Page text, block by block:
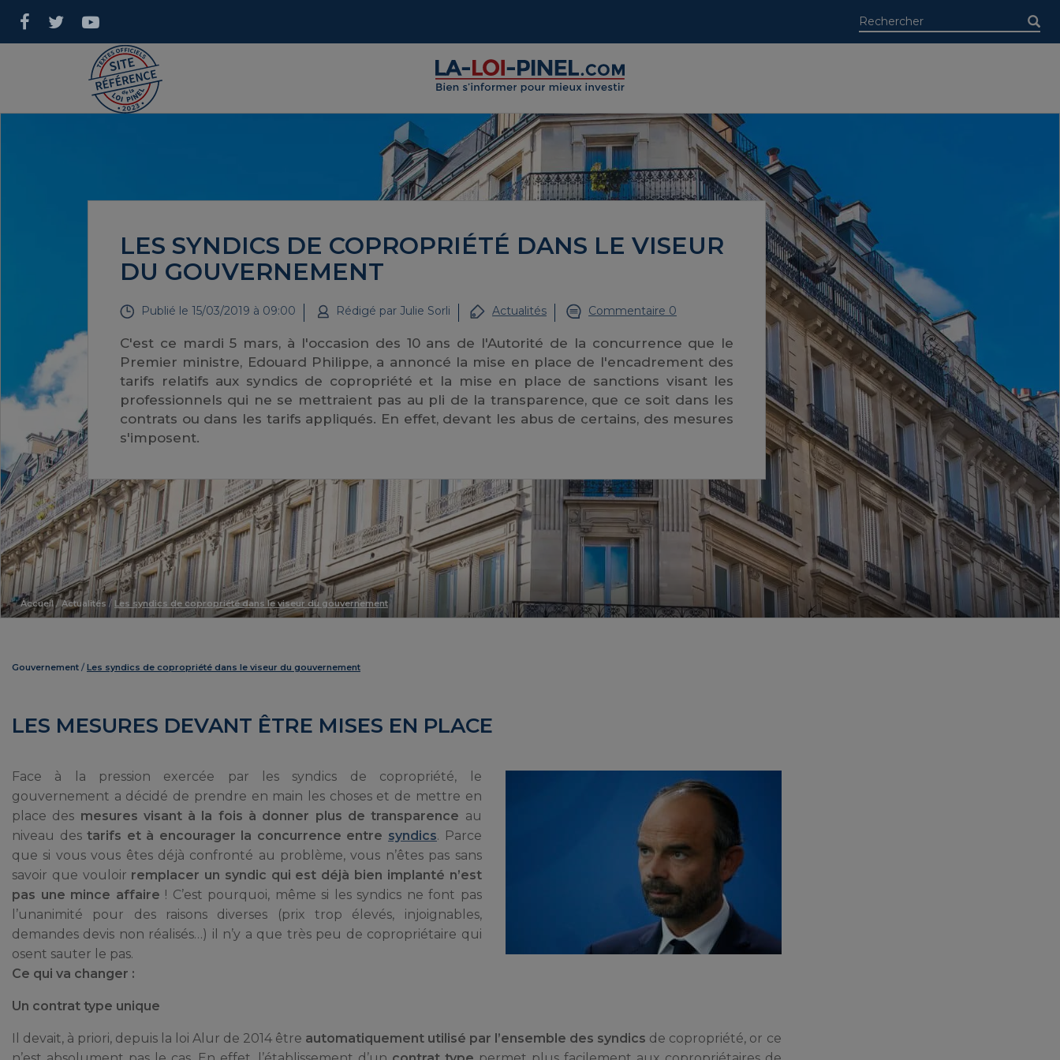
LES SYNDICS DE COPROPRIÉTÉ DANS LE VISEUR
DU GOUVERNEMENT
Publié le 15/03/2019 à 09:00 Rédigé par Julie Sorli Actualités Commentaire 0
C'est ce mardi 5 mars, à l'occasion des 10 ans de l'Autorité de la concurrence que le
Premier ministre, Edouard Philippe, a annoncé la mise en place de l'encadrement des
tarifs relatifs aux syndics de copropriété et la mise en place de sanctions visant les
professionnels qui ne se mettraient pas au pli de la transparence, que ce soit dans les
contrats ou dans les tarifs appliqués. En effet, devant les abus de certains, des mesures
s'imposent.
Accueil/Actualités / Les syndics de copropriété dans le viseur du gouvernement
Gouvernement Les syndics de copropriété dans le viseur du gouvernement
LES MESURES DEVANT ÊTRE MISES EN PLACE
Face à la pression exercée par les syndics de copropriété, le
gouvernement a décidé de prendre en main les choses et de mettre en
place des mesures visant à la fois à donner plus de transparence au
niveau destarifs et à encourager la concurrence entre syndics. Parce
que si vous vous êtes déjà confronté au problème, vous n’êtes pas sans
savoir que vouloir remplacer un syndic qui est déjà bien implanté n’est
pas une mince affaire ! C’est pourquoi, même si les syndics ne font pas
l’unanimité pour des raisons diverses (prix trop élevés, injoignables,
demandes devis non réalisés…) il n’y a que très peu de copropriétaire qui
osent sauter le pas.
Ce qui va changer :
Un contrat type unique
Il devait, à priori, depuis la loi Alur de 2014 être automatiquement utilisé par l’ensemble des syndics de copropriété, or ce